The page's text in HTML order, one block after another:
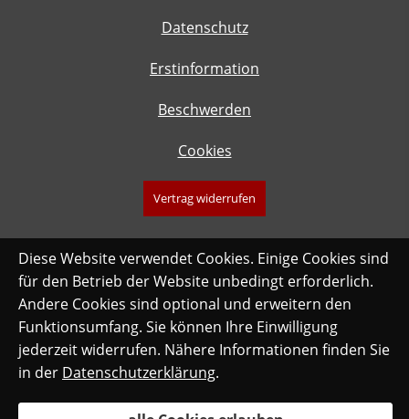
Datenschutz
Erstinformation
Beschwerden
Cookies
Vertrag widerrufen
Diese Website verwendet Cookies. Einige Cookies sind
für den Betrieb der Website unbedingt erforderlich.
Andere Cookies sind optional und erweitern den
Funktionsumfang. Sie können Ihre Einwilligung
jederzeit widerrufen. Nähere Informationen finden Sie
in der Datenschutzerklärung.